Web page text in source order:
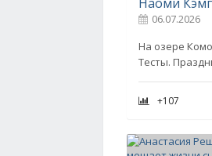
06.07.2026
На озере
Тесты.
+107